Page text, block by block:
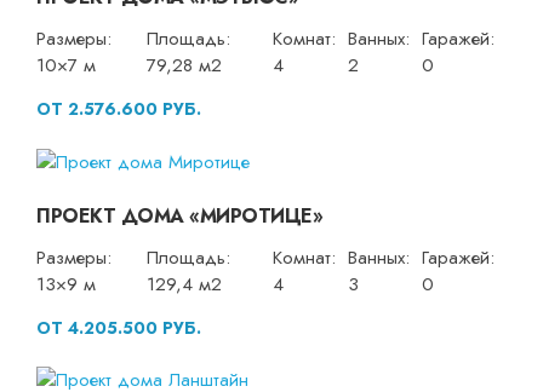
Размеры:
10×7 м
Площадь:
79,28 м2
Комнат:
4
Ванных:
2
Гаражей:
0
ОТ 2.576.600 РУБ.
ПРОЕКТ ДОМА «МИРОТИЦЕ»
Размеры:
13×9 м
Площадь:
129,4 м2
Комнат:
4
Ванных:
3
Гаражей:
0
ОТ 4.205.500 РУБ.